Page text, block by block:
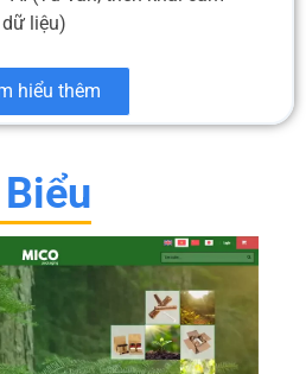
liệu)
hiểu thêm